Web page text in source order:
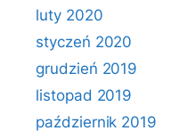
luty 2020
styczeń 2020
grudzień 2019
listopad 2019
październik 2019